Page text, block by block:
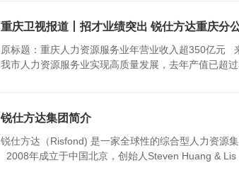
重庆卫视报道丨招才业绩突出 锐仕方达重庆分
原标题：重庆人力资源服务业年营业收入超350亿元
我市人力资源服务业实现高质量发展，去年产值已超
锐仕方达集团简介
锐仕方达（Risfond) 是一家全球性的综合型人力资源
2008年成立于中国北京，创始人Steven Huang & Lis